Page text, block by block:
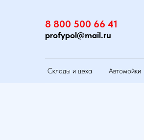
8 800 500 66 41
profypol@mail.ru
Склады и цеха Автомойки